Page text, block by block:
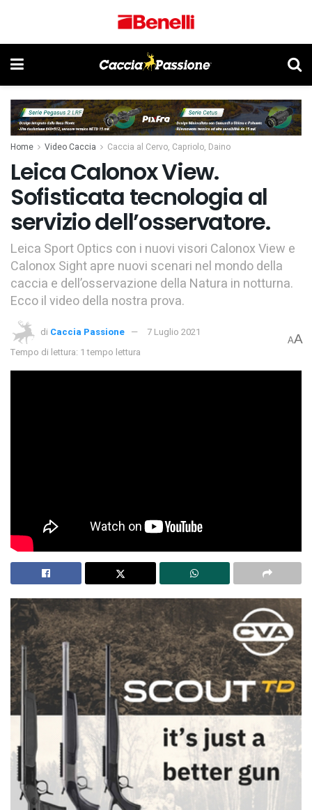
Home Video Caccia Caccia al Cervo, Capriolo, Daino
Leica Calonox View.
Sofisticata tecnologia al
servizio dell’osservatore.
Leica Sport Optics con i nuovi visori Calonox View e
Calonox Sight apre nuovi scenari nel mondo della
caccia e dell’osservazione della Natura in notturna.
Ecco il video della nostra prova.
di Caccia Passione
7 Luglio 2021
Tempo di lettura: 1 tempo lettura
AA